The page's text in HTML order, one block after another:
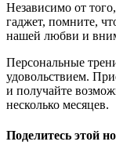
Независимо от
гаджет, помните,
нашей любви и
Персональные
удовольствием.
и получайте
несколько месяцев.
Поделитесь этой